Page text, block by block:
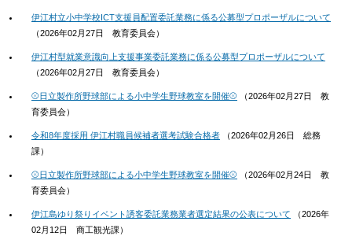
伊江村立小中学校ICT支援員配置委託業務に係る公募型プロポーザルについて
（2026年02月27日 教育委員会）
伊江村型就業意識向上支援事業委託業務に係る公募型プロポーザルについて
（2026年02月27日 教育委員会）
⚾日立製作所野球部による小中学生野球教室を開催⚾ （2026年02月27日
教
育委員会）
令和8年度採用 伊江村職員候補者選考試験合格者 （2026年02月26日
総務
課）
⚾日立製作所野球部による小中学生野球教室を開催⚾ （2026年02月24日
教
育委員会）
伊江島ゆり祭りイベント誘客委託業務業者選定結果の公表について （2026年
02月12日
商工観光課）